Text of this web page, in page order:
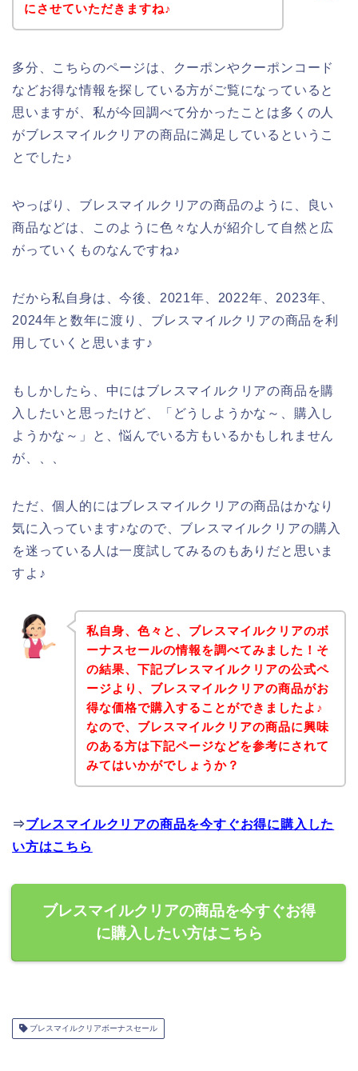
にさせていただきますね♪
多分、こちらのページは、クーポンやクーポンコード
などお得な情報を探している方がご覧になっていると
思いますが、私が今回調べて分かったことは多くの人
がブレスマイルクリアの商品に満足しているというこ
とでした♪
やっぱり、ブレスマイルクリアの商品のように、良い
商品などは、このように色々な人が紹介して自然と広
がっていくものなんですね♪
だから私自身は、今後、2021年、2022年、2023年、
2024年と数年に渡り、ブレスマイルクリアの商品を利
用していくと思います♪
もしかしたら、中にはブレスマイルクリアの商品を購
入したいと思ったけど、「どうしようかな～、購入し
ようかな～」と、悩んでいる方もいるかもしれません
が、、、
ただ、個人的にはブレスマイルクリアの商品はかなり
気に入っています♪なので、ブレスマイルクリアの購入
を迷っている人は一度試してみるのもありだと思いま
すよ♪
私自身、色々と、ブレスマイルクリアのボ
ーナスセールの情報を調べてみました！そ
の結果、下記ブレスマイルクリアの公式ペ
ージより、ブレスマイルクリアの商品がお
得な価格で購入することができましたよ♪
なので、ブレスマイルクリアの商品に興味
のある方は下記ページなどを参考にされて
みてはいかがでしょうか？
⇒ブレスマイルクリアの商品を今すぐお得に購入した
い方はこちら
ブレスマイルクリアの商品を今すぐお得
に購入したい方はこちら
ブレスマイルクリアボーナスセール